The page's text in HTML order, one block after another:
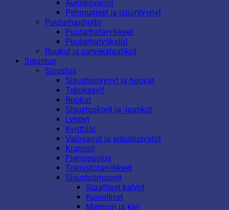
Aurinkovarjot
Pehmusteet ja istuintyynyt
Puutarhanhoito
Puutarhatarvikkeet
Puutarhatyökalut
Ruukut ja parvekelaatikot
Sisustus
Sisustus
Sisustustyynyt ja huovat
Tekokasvit
Ruukut
Sisustuskorit ja -laatikot
Lyhdyt
Kynttilät
Valosarjat ja sisustusvalot
Kranssit
Piensisustus
Toimistotarvikkeet
Sisustusmuovit
Staattiset kalvot
Kuviolliset
Marmori ja kivi